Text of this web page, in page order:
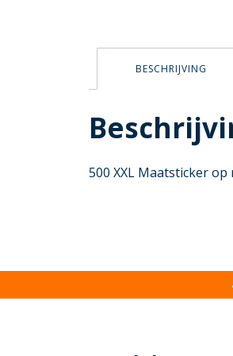
BESCHRIJVING
500 XXL Maatsticker